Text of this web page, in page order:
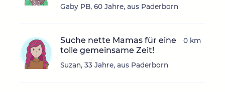
Gaby PB, 60 Jahre, aus Paderborn
Suche nette Mamas für eine
tolle gemeinsame Zeit!
Suzan, 33 Jahre, aus Paderborn
0 km